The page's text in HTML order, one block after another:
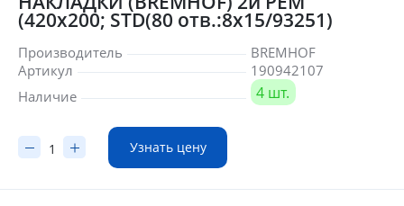
(420x200; STD(80 отв.:8x15/93251)
Производитель
BREMHOF
Артикул
190942107
Наличие
4 шт.
Узнать цену